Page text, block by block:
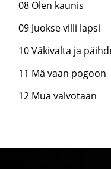
08 Olen kaunis
09 Juokse villi lapsi
10 Väkivalta ja
11 Mä vaan pogoon
12 Mua valvotaan